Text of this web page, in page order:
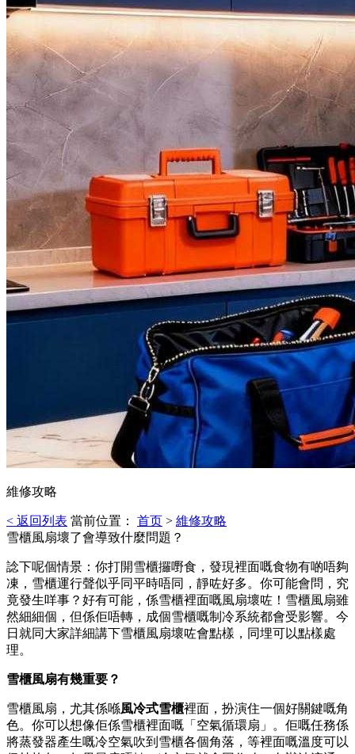
維修攻略
< 返回列表 當前位置： 首页 > 維修攻略
雪櫃風扇壞了會導致什麼問題？
諗下呢個情景：你打開雪櫃攞嘢食，發現裡面嘅食物有啲唔夠
凍，雪櫃運行聲似乎同平時唔同，靜咗好多。你可能會問，究
竟發生咩事？好有可能，係雪櫃裡面嘅風扇壞咗！雪櫃風扇雖
然細細個，但係佢唔轉，成個雪櫃嘅制冷系統都會受影響。今
日就同大家詳細講下雪櫃風扇壞咗會點樣，同埋可以點樣處
理。
雪櫃風扇有幾重要？
雪櫃風扇，尤其係喺風冷式雪櫃裡面，扮演住一個好關鍵嘅角
色。你可以想像佢係雪櫃裡面嘅「空氣循環扇」。佢嘅任務係
將蒸發器產生嘅冷空氣吹到雪櫃各個角落，等裡面嘅溫度可以